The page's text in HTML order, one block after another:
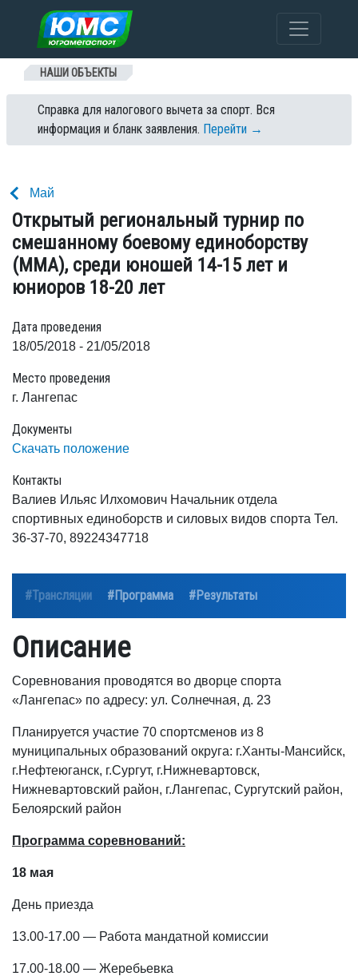
Перейти к содержанию
НАШИ ОБЪЕКТЫ
Справка для налогового вычета за спорт. Вся
информация и бланк заявления. Перейти →
Май
Открытый региональный турнир по
смешанному боевому единоборству
(ММА), среди юношей 14-15 лет и
юниоров 18-20 лет
Дата проведения
18/05/2018 - 21/05/2018
Место проведения
г. Лангепас
Документы
Скачать положение
Контакты
Валиев Ильяс Илхомович Начальник отдела
спортивных единоборств и силовых видов спорта Тел.
36-37-70, 89224347718
#Трансляции #Программа #Результаты
Описание
Соревнования проводятся во дворце спорта
«Лангепас» по адресу: ул. Солнечная, д. 23
Планируется участие 70 спортсменов из 8
муниципальных образований округа: г.Ханты-Мансийск,
г.Нефтеюганск, г.Сургут, г.Нижневартовск,
Нижневартовский район, г.Лангепас, Сургутский район,
Белоярский район
Программа соревнований:
18 мая
День приезда
13.00-17.00 — Работа мандатной комиссии
17.00-18.00 — Жеребьевка